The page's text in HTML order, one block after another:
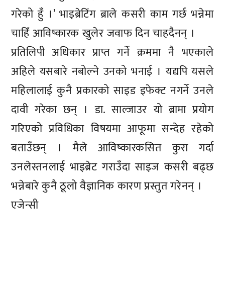
गरेको हुँ ।’ भाइब्रेटिंग ब्राले कसरी काम गर्छ भन्नेमा
चाहिँ आविष्कारक खुलेर जवाफ दिन चाहदैनन् ।
प्रतिलिपी अधिकार प्राप्त गर्ने क्रममा नै भएकाले
अहिले यसबारे नबोल्ने उनको भनाई । यद्यपि यसले
महिलालाई कुनै प्रकारको साइड इफेक्ट नगर्ने उनले
दावी गरेका छन् । डा. साल्जाउर यो ब्रामा प्रयोग
गरिएको प्रविधिका विषयमा आफूमा सन्देह रहेको
बताउँछन् । मैले आविष्कारकसित कुरा गर्दा
उनलेस्तनलाई भाइब्रेट गराउँदा साइज कसरी बढ्छ
भन्नेबारे कुनै ठूलो वैज्ञानिक कारण प्रस्तुत गरेनन् ।
एजेन्सी